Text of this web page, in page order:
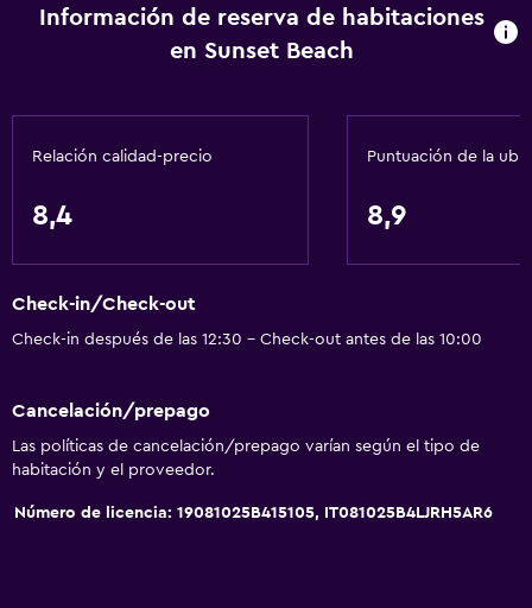
Información de reserva de habitaciones
en Sunset Beach
Relación calidad-precio
8,4
Puntuación de la
8,9
Check-in/Check-out
Check-in después de las 12:30 - Check-out antes de las 10:00
Cancelación/prepago
Las políticas de cancelación/prepago varían según el tipo de
habitación y el proveedor.
Número de licencia: 19081025B415105, IT081025B4LJRH5AR6